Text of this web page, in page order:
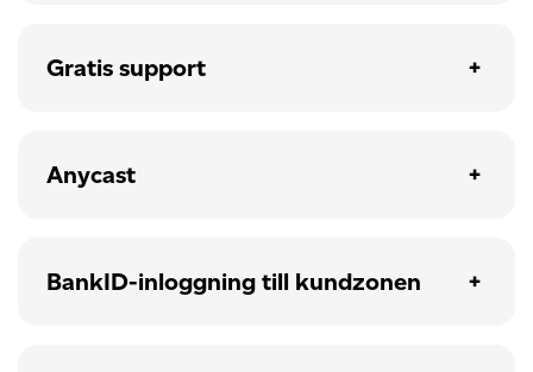
Gratis support
Anycast
BankID-inloggning till kundzonen